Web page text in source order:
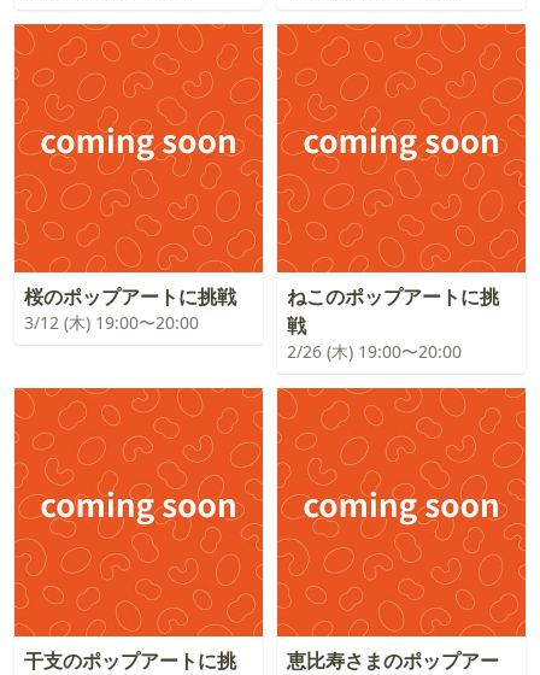
桜のポップアートに挑戦
3/12 (木) 19:00〜20:00
ねこのポップアートに挑
戦
2/26 (木) 19:00〜20:00
干支のポップアートに挑
恵比寿さまのポップアー